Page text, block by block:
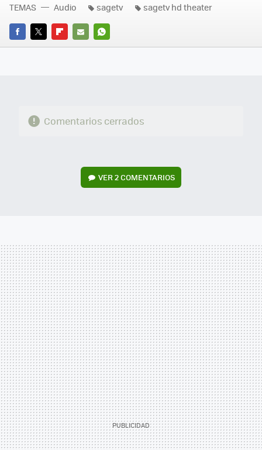
FACEBOOK
TWITTERFLIPBOARD
E-
WHATSAPP
TEMAS Audio sagetv sagetv hd theater
Comentarios cerrados
VER2 COMENTARIOS